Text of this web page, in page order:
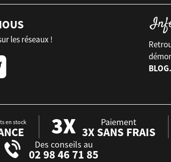
les réseaux !
en stock Paiement
3X SANS FRAIS
Des conseils au
02 98 46 71 85